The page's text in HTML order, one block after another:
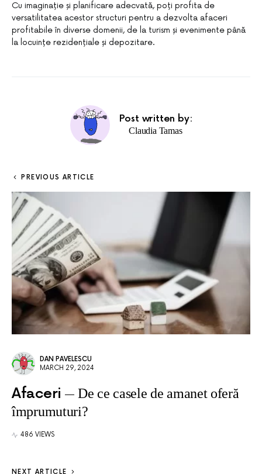
Cu imaginație și planificare adecvată, poți profita de
versatilitatea acestor structuri pentru a dezvolta afaceri
profitabile în diverse domenii, de la turism și evenimente până
la locuințe rezidențiale și depozitare.
Post written by:
Claudia Tamas
PREVIOUS ARTICLE
DAN PAVELESCU
MARCH 29, 2024
Afaceri
De ce casele de amanet oferă
împrumuturi?
486 VIEWS
NEXT ARTICLE